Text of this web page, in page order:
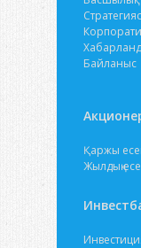
Байланыс
Қаржы
Жылдық